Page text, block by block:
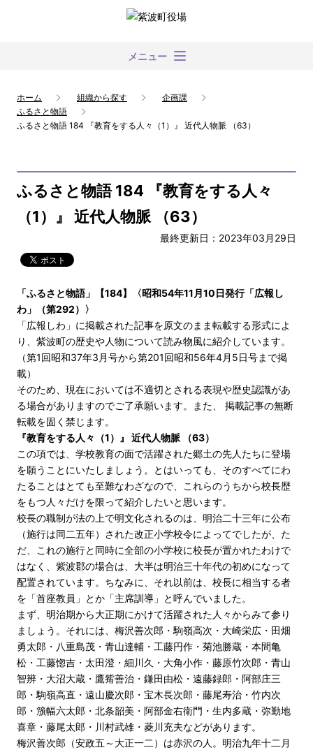
メニュー
ホーム 組織から探す
企画課
ふるさと物語
ふるさと物語 184 『教育をする人々（1）』 近代人物脈 （63）
ふるさと物語 184 『教育をする人々
（1）』 近代人物脈 （63）
最終更新日：2023年03月29日
「ふるさと物語」【184】〈昭和54年11月10日発行「広報し
わ」（第292）〉
「広報しわ」に掲載された記事を原文のまま転載する形式によ
り、紫波町の歴史や人物について読み物風に紹介しています。
（第1回昭和37年3月号から第201回昭和56年4月5日号まで掲
載）
そのため、現在においては不適切とされる表現や歴史認識があ
る場合がありますのでご了承願います。また、 掲載記事の無断
転載を固く禁じます。
『教育をする人々（1）』 近代人物脈 （63）
この項では、学校教育の面で活躍された郷土の先人たちに登場
を願うことにいたしましょう。とはいっても、そのすべてにわ
たることはとても至難なわざなので、これらのうちから校長歴
をもつ人々だけを限って紹介したいと思います。
校長の職制が法の上で明文化されるのは、明治二十三年に公布
（施行は同二五年）された改正小学校令によってでしたが、た
だ、これの施行と同時に全部の小学校に校長が置かれたわけで
はなく、紫波郡の場合は、大半は明治三十年代の初めになって
配置されています。ちなみに、それ以前は、校長に相当する者
を「首座教員」とか「主席訓導」と呼んでいました。
まず、明治期から大正期にかけて活躍された人々からみて参り
ましょう。それには、梅沢善次郎・駒嶺高次・大崎栄広・田畑
勇太郎・八重島茂・青山達輔・工藤円作・菊池勝蔵・本間亀
松・工藤惚吉・太田澄・細川久・大角小作・藤原竹次郎・青山
智辨・大沼大蔵・鷹觜善治・鎌田由松・遠藤録郎・阿部庄三
郎・駒嶺高直・遠山慶次郎・宝木長次郎・藤尾寿治・竹内次
郎・籏幅六太郎・北条韶美・阿部金右衛門・生内多蔵・弥勤地
喜章・藤尾太郎・川村武雄・菱川充夫などがあります。
梅沢善次郎（安政五～大正一二）は赤沢の人。明治九年十二月